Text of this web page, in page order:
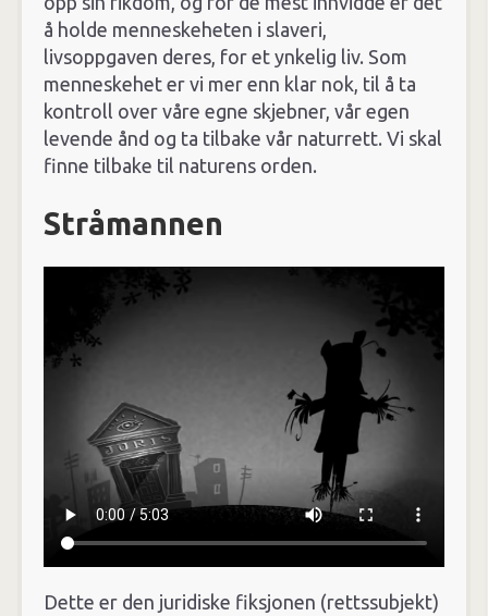
å holde menneskeheten i slaveri,
livsoppgaven deres, for et ynkelig liv. Som
menneskehet er vi mer enn klar nok, til å ta
kontroll over våre egne skjebner, vår egen
levende ånd og ta tilbake vår naturrett. Vi skal
finne tilbake til naturens orden.
Stråmannen
Dette er den juridiske fiksjonen (rettssubjekt)